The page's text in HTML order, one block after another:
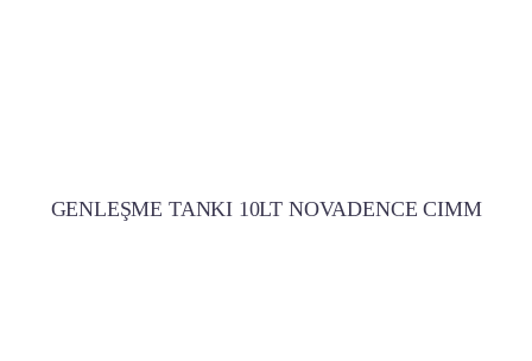
GENLEŞME TANKI 10LT NOVADENCE CIMM